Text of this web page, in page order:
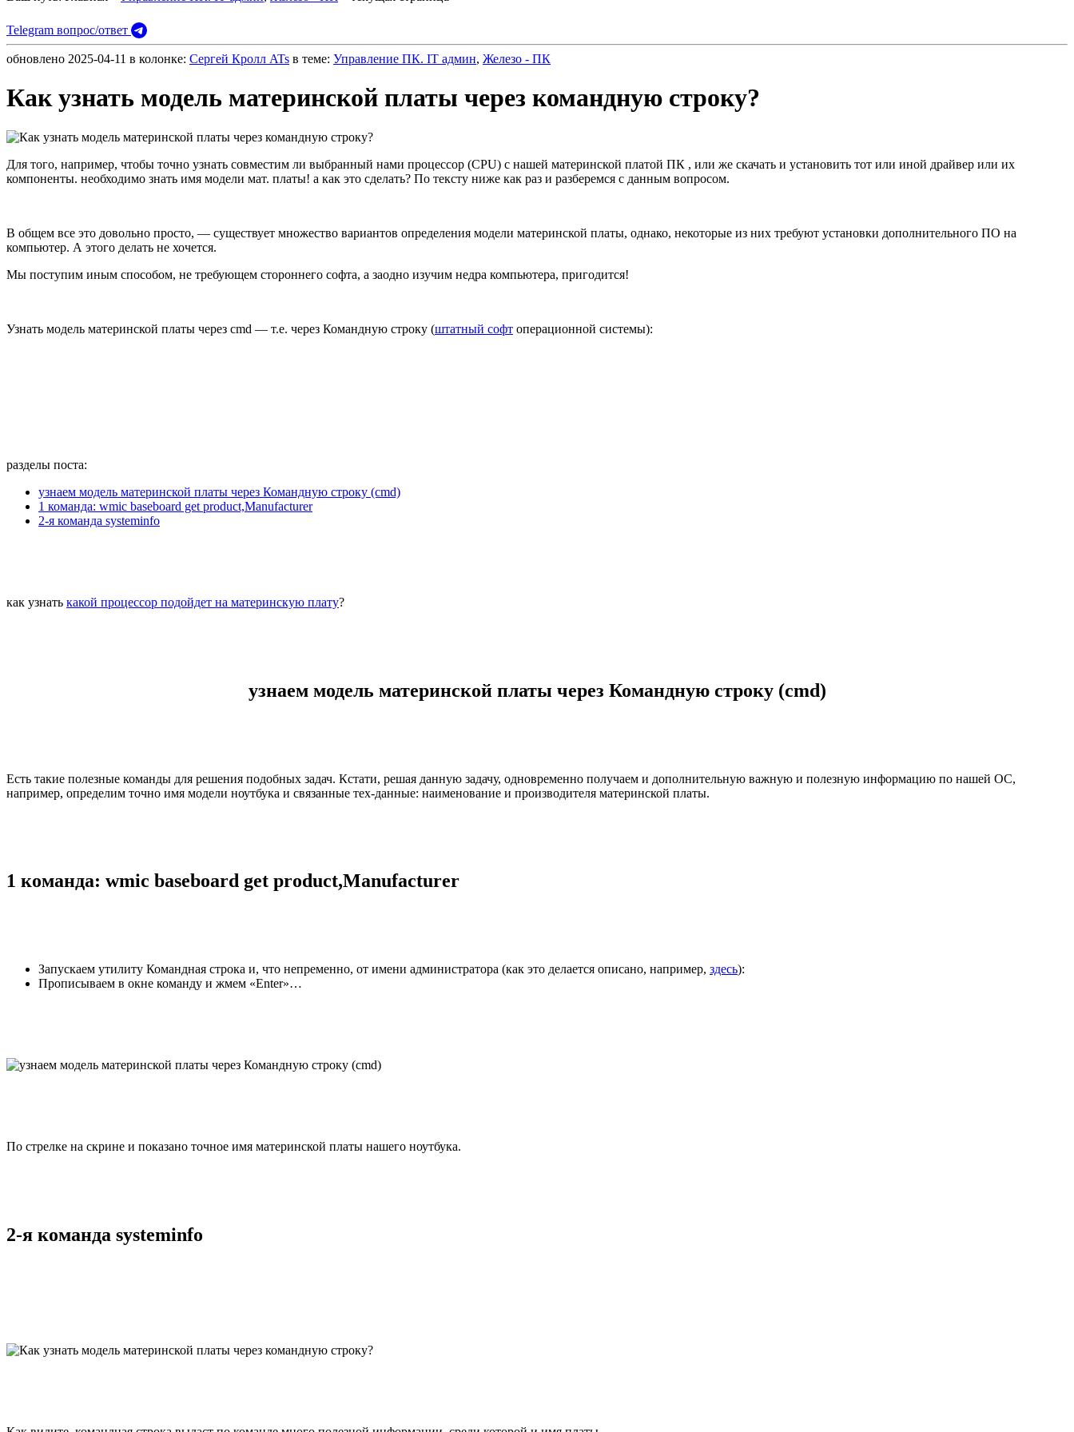
Telegram вопрос/ответ
обновлено 2025-04-11 в колонке: Сергей Кролл ATs в теме: Управление ПК. IT админ, Железо - ПК
Как узнать модель материнской платы через командную строку?
Для того, например, чтобы точно узнать совместим ли выбранный нами процессор (CPU) с нашей материнской платой ПК , или же скачать и установить тот или иной драйвер или их
компоненты. необходимо знать имя модели мат. платы! а как это сделать? По тексту ниже как раз и разберемся с данным вопросом.
В общем все это довольно просто, — существует множество вариантов определения модели материнской платы, однако, некоторые из них требуют установки дополнительного ПО на
компьютер. А этого делать не хочется.
Мы поступим иным способом, не требующем стороннего софта, а заодно изучим недра компьютера, пригодится!
Узнать модель материнской платы через cmd — т.е. через Командную строку (штатный софт операционной системы):
разделы поста:
узнаем модель материнской платы через Командную строку (cmd)
1 команда: wmic baseboard get product,Manufacturer
2-я команда systeminfo
как узнать какой процессор подойдет на материнскую плату?
узнаем модель материнской платы через Командную строку (cmd)
Есть такие полезные команды для решения подобных задач. Кстати, решая данную задачу, одновременно получаем и дополнительную важную и полезную информацию по нашей ОС,
например, определим точно имя модели ноутбука и связанные тех-данные: наименование и производителя материнской платы.
1 команда: wmic baseboard get product,Manufacturer
Запускаем утилиту Командная строка и, что непременно, от имени администратора (как это делается описано, например, здесь):
Прописываем в окне команду и жмем «Enter»…
По стрелке на скрине и показано точное имя материнской платы нашего ноутбука.
2-я команда systeminfo